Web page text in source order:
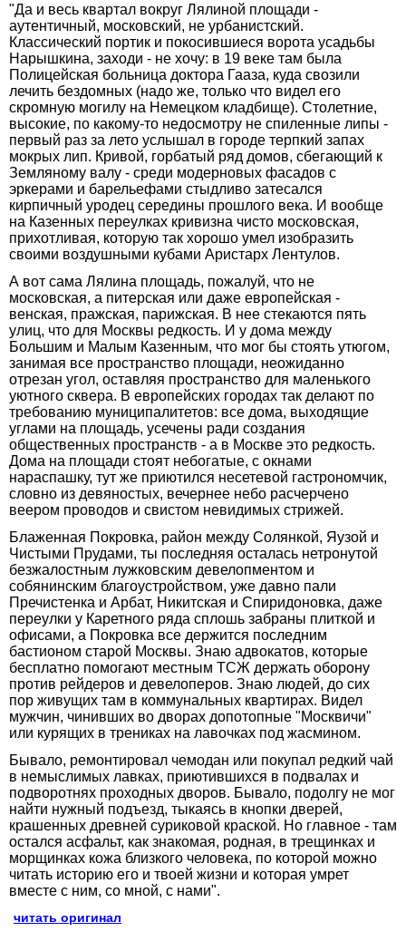
"Да и весь квартал вокруг Лялиной площади -
аутентичный, московский, не урбанистский.
Классический портик и покосившиеся ворота усадьбы
Нарышкина, заходи - не хочу: в 19 веке там была
Полицейская больница доктора Гааза, куда свозили
лечить бездомных (надо же, только что видел его
скромную могилу на Немецком кладбище). Столетние,
высокие, по какому-то недосмотру не спиленные липы -
первый раз за лето услышал в городе терпкий запах
мокрых лип. Кривой, горбатый ряд домов, сбегающий к
Земляному валу - среди модерновых фасадов с
эркерами и барельефами стыдливо затесался
кирпичный уродец середины прошлого века. И вообще
на Казенных переулках кривизна чисто московская,
прихотливая, которую так хорошо умел изобразить
своими воздушными кубами Аристарх Лентулов.
А вот сама Лялина площадь, пожалуй, что не
московская, а питерская или даже европейская -
венская, пражская, парижская. В нее стекаются пять
улиц, что для Москвы редкость. И у дома между
Большим и Малым Казенным, что мог бы стоять утюгом,
занимая все пространство площади, неожиданно
отрезан угол, оставляя пространство для маленького
уютного сквера. В европейских городах так делают по
требованию муниципалитетов: все дома, выходящие
углами на площадь, усечены ради создания
общественных пространств - а в Москве это редкость.
Дома на площади стоят небогатые, с окнами
нараспашку, тут же приютился несетевой гастрономчик,
словно из девяностых, вечернее небо расчерчено
веером проводов и свистом невидимых стрижей.
Блаженная Покровка, район между Солянкой, Яузой и
Чистыми Прудами, ты последняя осталась нетронутой
безжалостным лужковским девелопментом и
собянинским благоустройством, уже давно пали
Пречистенка и Арбат, Никитская и Спиридоновка, даже
переулки у Каретного ряда сплошь забраны плиткой и
офисами, а Покровка все держится последним
бастионом старой Москвы. Знаю адвокатов, которые
бесплатно помогают местным ТСЖ держать оборону
против рейдеров и девелоперов. Знаю людей, до сих
пор живущих там в коммунальных квартирах. Видел
мужчин, чинивших во дворах допотопные "Москвичи"
или курящих в трениках на лавочках под жасмином.
Бывало, ремонтировал чемодан или покупал редкий чай
в немыслимых лавках, приютившихся в подвалах и
подворотнях проходных дворов. Бывало, подолгу не мог
найти нужный подъезд, тыкаясь в кнопки дверей,
крашенных древней суриковой краской. Но главное - там
остался асфальт, как знакомая, родная, в трещинках и
морщинках кожа близкого человека, по которой можно
читать историю его и твоей жизни и которая умрет
вместе с ним, со мной, с нами".
читать оригинал